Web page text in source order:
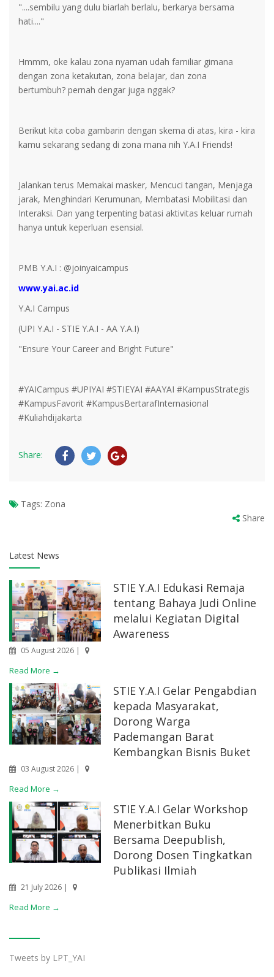
"....sembilu yang dulu biarlah berlalu, berkarya bersama
hati...."
Hmmm, oke kalau zona nyaman udah familiar gimana
dengan zona ketakutan, zona belajar, dan zona
bertumbuh? pernah dengar juga nggak?
Berikut kita coba gambarin dengan skema di atas, kira - kira
kamu sekarang sedang di zona mana nih Y.A.I Friends!
Jalankan terus Memakai masker, Mencuci tangan, Menjaga
jarak, Menghindari Kerumunan, Membatasi Mobilitasi dan
Interaksi. Dan yang terpenting batasi aktivitas keluar rumah
hanya untuk keperluan esensial.
PMB Y.A.I : @joinyaicampus
www.yai.ac.id
Y.A.I Campus
(UPI Y.A.I - STIE Y.A.I - AA Y.A.I)
"Ensure Your Career and Bright Future"
#YAICampus #UPIYAI #STIEYAI #AAYAI #KampusStrategis
#KampusFavorit #KampusBertarafInternasional
#Kuliahdijakarta
Share:
Tags: Zona
Share
Latest News
STIE Y.A.I Edukasi Remaja
tentang Bahaya Judi Online
melalui Kegiatan Digital
Awareness
05 August 2026 |
Read More →
STIE Y.A.I Gelar Pengabdian
kepada Masyarakat,
Dorong Warga
Pademangan Barat
Kembangkan Bisnis Buket
03 August 2026 |
Read More →
STIE Y.A.I Gelar Workshop
Menerbitkan Buku
Bersama Deepublish,
Dorong Dosen Tingkatkan
Publikasi Ilmiah
21 July 2026 |
Read More →
Tweets by LPT_YAI